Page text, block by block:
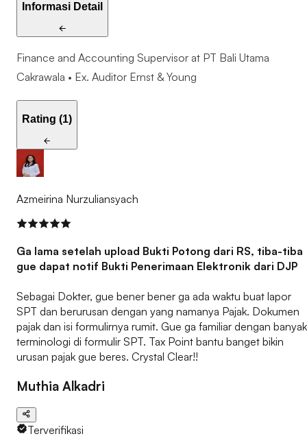
Informasi Detail
Finance and Accounting Supervisor at PT Bali Utama
Cakrawala • Ex. Auditor Ernst & Young
Rating (1)
Azmeirina Nurzuliansyach
Ga lama setelah upload Bukti Potong dari RS, tiba-tiba
gue dapat notif Bukti Penerimaan Elektronik dari DJP
Sebagai Dokter, gue bener bener ga ada waktu buat lapor
SPT dan berurusan dengan yang namanya Pajak. Dokumen
pajak dan isi formulirnya rumit. Gue ga familiar dengan banyak
terminologi di formulir SPT. Tax Point bantu banget bikin
urusan pajak gue beres. Crystal Clear!!
Muthia Alkadri
Terverifikasi